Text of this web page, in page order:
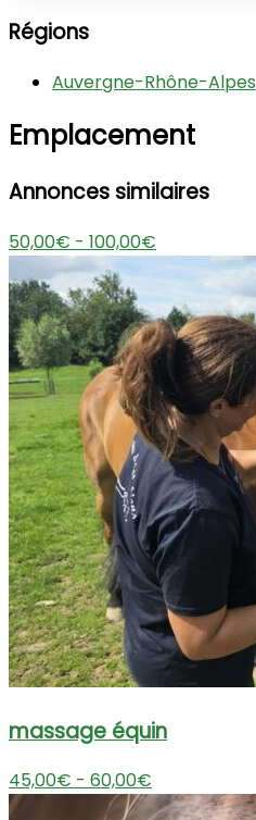
Régions
Auvergne-Rhône-Alpes
Emplacement
Annonces similaires
50,00€ - 100,00€
massage équin
45,00€ - 60,00€